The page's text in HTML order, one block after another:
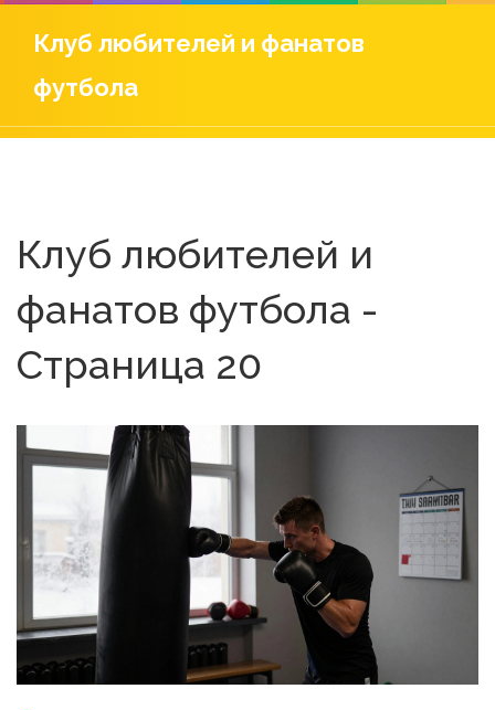
Клуб любителей и фанатов
футбола
Клуб любителей и
фанатов футбола -
Страница 20